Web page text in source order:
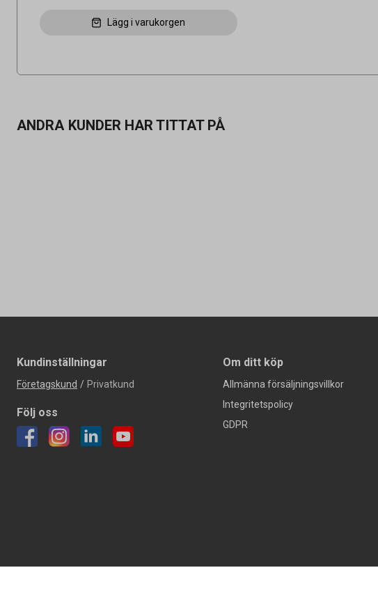
Lägg i varukorgen
ANDRA KUNDER HAR TITTAT PÅ
Kundinställningar
Företagskund / Privatkund
Följ oss
Om ditt köp
Allmänna försäljningsvillkor
Integritetspolicy
GDPR